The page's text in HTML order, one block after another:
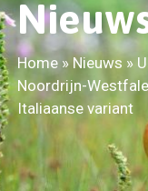
Home » Nieuws »
Noordrijn-
Italiaanse variant